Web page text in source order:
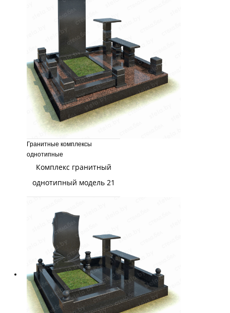
Гранитные комплексы
однотипные
Комплекс гранитный
однотипный модель 21